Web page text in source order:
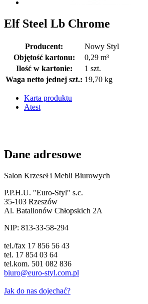
Elf Steel Lb Chrome
Producent:
Nowy Styl
Objętość kartonu:
0,29 m³
Ilość w kartonie:
1 szt.
Waga netto jednej szt.: 19,70 kg
Karta produktu
Atest
Dane adresowe
Salon Krzeseł i Mebli Biurowych
P.P.H.U. "Euro-Styl" s.c.
35-103 Rzeszów
Al. Batalionów Chłopskich 2A
NIP: 813-33-58-294
tel./fax 17 856 56 43
tel. 17 854 03 64
tel.kom. 501 082 836
biuro@euro-styl.com.pl
Jak do nas dojechać?